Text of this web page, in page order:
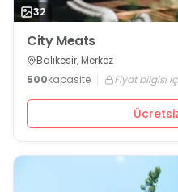
32
City Meats
Balıkesir, Merkez
500kapasite Fiyat bilgisi